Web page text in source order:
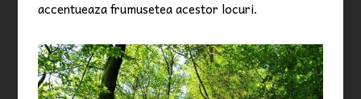
accentueaza frumusetea acestor locuri.